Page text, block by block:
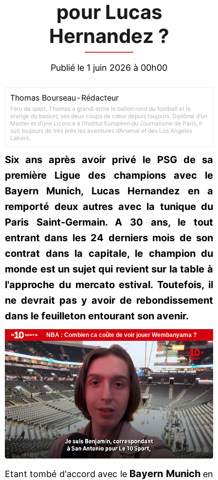
pour Lucas
Hernandez ?
Publié le 1 juin 2026 à 00h00
Thomas Bourseau -Rédacteur
Féru de sport, Thomas a grandi entre le ballon rond du football et le
orange du basket, ses deux coups de cœur depuis toujours. Diplômé d’un
Master et d’une Licence à l’Institut Européen du Journalisme de Paris, il
suit toujours de très près les aventures d’Arsenal et des Los Angeles
Lakers.
Six ans après avoir privé le PSG de sa
première Ligue des champions avec le
Bayern Munich, Lucas Hernandez en a
remporté deux autres avec la tunique du
Paris Saint-Germain. A 30 ans, le tout
entrant dans les 24 derniers mois de son
contrat dans la capitale, le champion du
monde est un sujet qui revient sur la table à
l'approche du mercato estival. Toutefois, il
ne devrait pas y avoir de rebondissement
dans le feuilleton entourant son avenir.
Etant tombé d'accord avec le Bayern Munich en